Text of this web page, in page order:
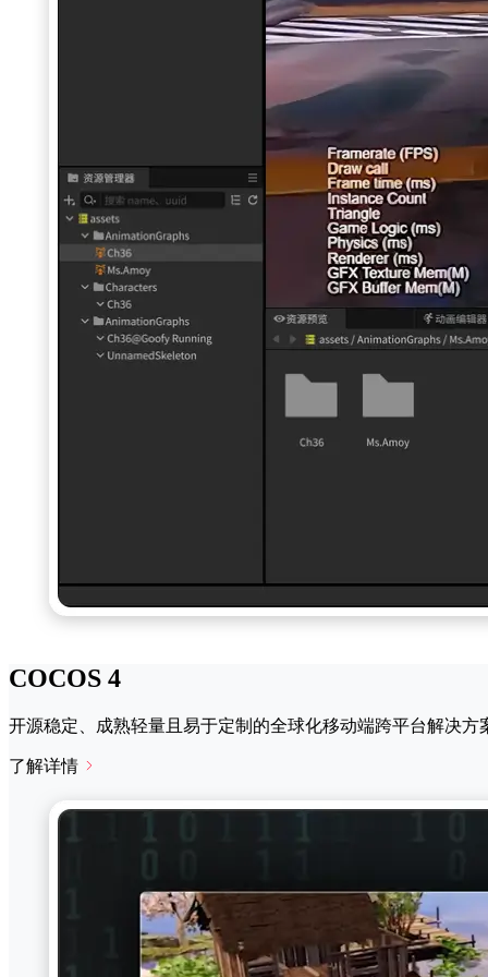
COCOS 4
开源稳定、成熟轻量且易于定制的全球化移动端跨平台解决
了解详情